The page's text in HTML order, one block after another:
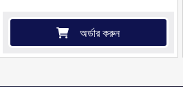
অর্ডার করুন